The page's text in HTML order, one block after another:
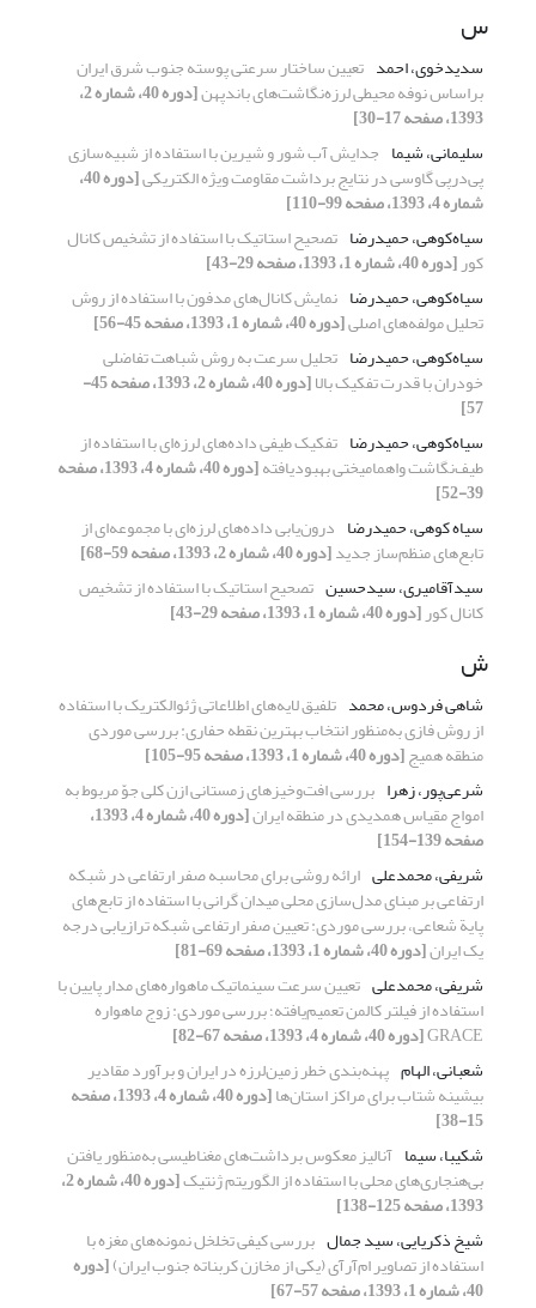
س
سدیدخوی، احمد تعیین ساختار سرعتی پوسته جنوب شرق ایران
براساس نوفه محیطی لرزه‌نگاشت‌‌های باندپهن [دوره 40، شماره 2،
1393، صفحه 17-30]
سلیمانی، شیما جدایش آب شور و شیرین با استفاده از شبیه‌سازی
پی‌درپی گاوسی در نتایج برداشت مقاومت ویژه الکتریکی [دوره 40،
شماره 4، 1393، صفحه 99-110]
سیاه‌کوهی، حمیدرضا تصحیح استاتیک با استفاده از تشخیص کانال
کور[دوره 40، شماره 1، 1393، صفحه 29-43]
سیاه‌کوهی، حمیدرضا نمایش کانال‌های مدفون با استفاده از روش
تحلیل مولفه‌های اصلی[دوره 40، شماره 1، 1393، صفحه 45-56]
سیاه‌کوهی، حمیدرضا تحلیل سرعت به روش شباهت تفاضلی
خودران با قدرت تفکیک بالا [دوره 40، شماره 2، 1393، صفحه 45-
57]
سیاه‌کوهی، حمیدرضا تفکیک طیفی داده‌‌های لرزه‌‌ای با استفاده از
طیف‌نگاشت واهمامیختی بهبودیافته [دوره 40، شماره 4، 1393، صفحه
39-52]
سیاه کوهی، حمیدرضا درون‌یابی داده‌های لرزه‌ای با مجموعه‌ای از
تابع‌های منظم‌ساز جدید[دوره 40، شماره 2، 1393، صفحه 59-68]
سیدآقامیری، سیدحسین تصحیح استاتیک با استفاده از تشخیص
کانال کور[دوره 40، شماره 1، 1393، صفحه 29-43]
ش
شاهی فردوس، محمد تلفیق لایه‌های اطلاعاتی ژئوالکتریک با استفاده
از روش فازی به‌منظور انتخاب بهترین نقطه حفاری: بررسی موردی
منطقه همیج[دوره 40، شماره 1، 1393، صفحه 95-105]
شرعی‌‌پور، زهرا بررسی افت‌وخیزهای زمستانی ازن کلی جوّ مربوط به
امواج مقیاس همدیدی در منطقه ایران [دوره 40، شماره 4، 1393،
صفحه 139-154]
شریفی، محمدعلی ارائه روشی برای محاسبه صفر ارتفاعی در شبکه
ارتفاعی بر مبنای مدل‌سازی محلی میدان گرانی با استفاده از تابع‌های
پایة شعاعی، بررسی موردی: تعیین صفر ارتفاعی شبکه ترازیابی درجه
یک ایران[دوره 40، شماره 1، 1393، صفحه 69-81]
شریفی، محمدعلی تعیین سرعت سینماتیک ماهواره‌های مدار پایین با
استفاده از فیلتر کالمن تعمیم‌یافته؛ بررسی موردی: زوج ماهواره
GRACE[دوره 40، شماره 4، 1393، صفحه 67-82]
شعبانی، الهام پهنه‌بندی خطر زمین‌لرزه در ایران و برآورد مقادیر
بیشینه شتاب برای مراکز استان‌ها [دوره 40، شماره 4، 1393، صفحه
15-38]
شکیبا، سیما آنالیز معکوس برداشت‌های مغناطیسی به‌منظور یافتن
بی‌هنجاری‌ها‌‌ی محلی با استفاده از الگوریتم ژنتیک [دوره 40، شماره 2،
1393، صفحه 125-138]
شیخ ذکریایی، سید جمال بررسی کیفی تخلخل نمونه‌‌‌‌های مغزه با
استفاده از تصاویر ام‌آر‌آی (یکی از مخازن کربناته جنوب ایران)[دوره
40، شماره 1، 1393، صفحه 57-67]